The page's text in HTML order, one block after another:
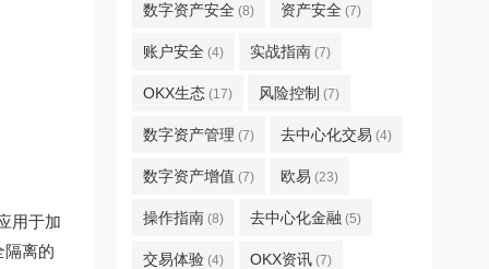
用于加
隔离的
数字资产安全 (8) 资产安全 (7)
账户安全 (4) 实战指南 (7)
OKX生态 (17) 风险控制 (7)
数字资产管理 (7) 去中心化交易 (4)
数字资产增值 (7) 欧易 (23)
操作指南 (8) 去中心化金融 (5)
交易体验 (4) OKX资讯 (7)